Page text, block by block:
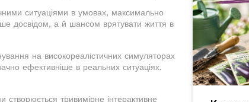
ситуаціями в умовах, максимально
досвідом, а й шансом врятувати життя в
на високореалістичних симуляторах
ефективніше в реальних ситуаціях.
тривимірне інтерактивне